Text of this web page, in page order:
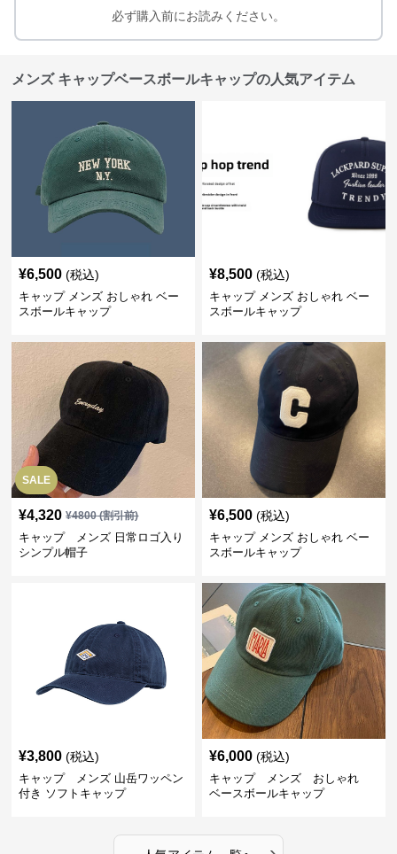
必ず購入前にお読みください。
メンズ キャップベースボールキャップの人気アイテム
¥6,500 (税込)
キャップ メンズ おしゃれ ベー
スボールキャップ
¥8,500 (税込)
キャップ メンズ おしゃれ ベー
スボールキャップ
SALE
¥4,320 ¥4800(割引前)
キャップ メンズ 日常ロゴ入り
シンプル帽子
¥6,500 (税込)
キャップ メンズ おしゃれ ベー
スボールキャップ
¥3,800 (税込)
キャップ メンズ 山岳ワッペン
付き ソフトキャップ
¥6,000 (税込)
キャップ メンズ おしゃれ
ベースボールキャップ